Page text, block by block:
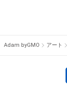
の管理委託を受
せん。)を行うこ
に反する利用ま
であると判断し
When the
The human
Adam byGMO アート